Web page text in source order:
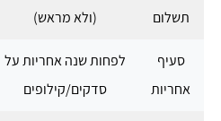
תשלום
(ולא מראש)
סעיף
אחריות
לפחות שנה אחריות על
סדקים/קילופים